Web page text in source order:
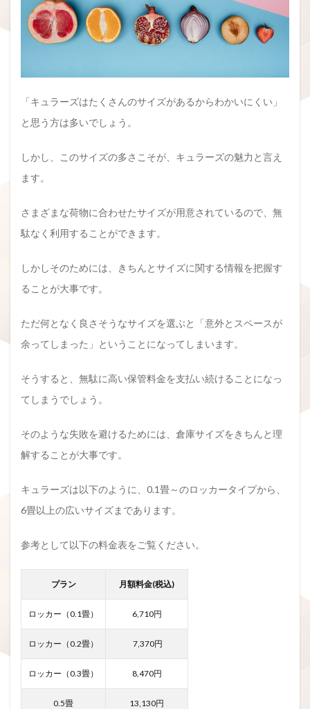
「キュラーズはたくさんのサイズがあるからわかいにくい」
と思う方は多いでしょう。
しかし、このサイズの多さこそが、キュラーズの魅力と言え
ます。
さまざまな荷物に合わせたサイズが用意されているので、無
駄なく利用することができます。
しかしそのためには、きちんとサイズに関する情報を把握す
ることが大事です。
ただ何となく良さそうなサイズを選ぶと「意外とスペースが
余ってしまった」ということになってしまいます。
そうすると、無駄に高い保管料金を支払い続けることになっ
てしまうでしょう。
そのような失敗を避けるためには、倉庫サイズをきちんと理
解することが大事です。
キュラーズは以下のように、0.1畳～のロッカータイプから、
6畳以上の広いサイズまであります。
参考として以下の料金表をご覧ください。
プラン 月額料金(税込)
ロッカー（0.1畳） 6,710円
ロッカー（0.2畳） 7,370円
ロッカー（0.3畳） 8,470円
0.5畳 13,130円